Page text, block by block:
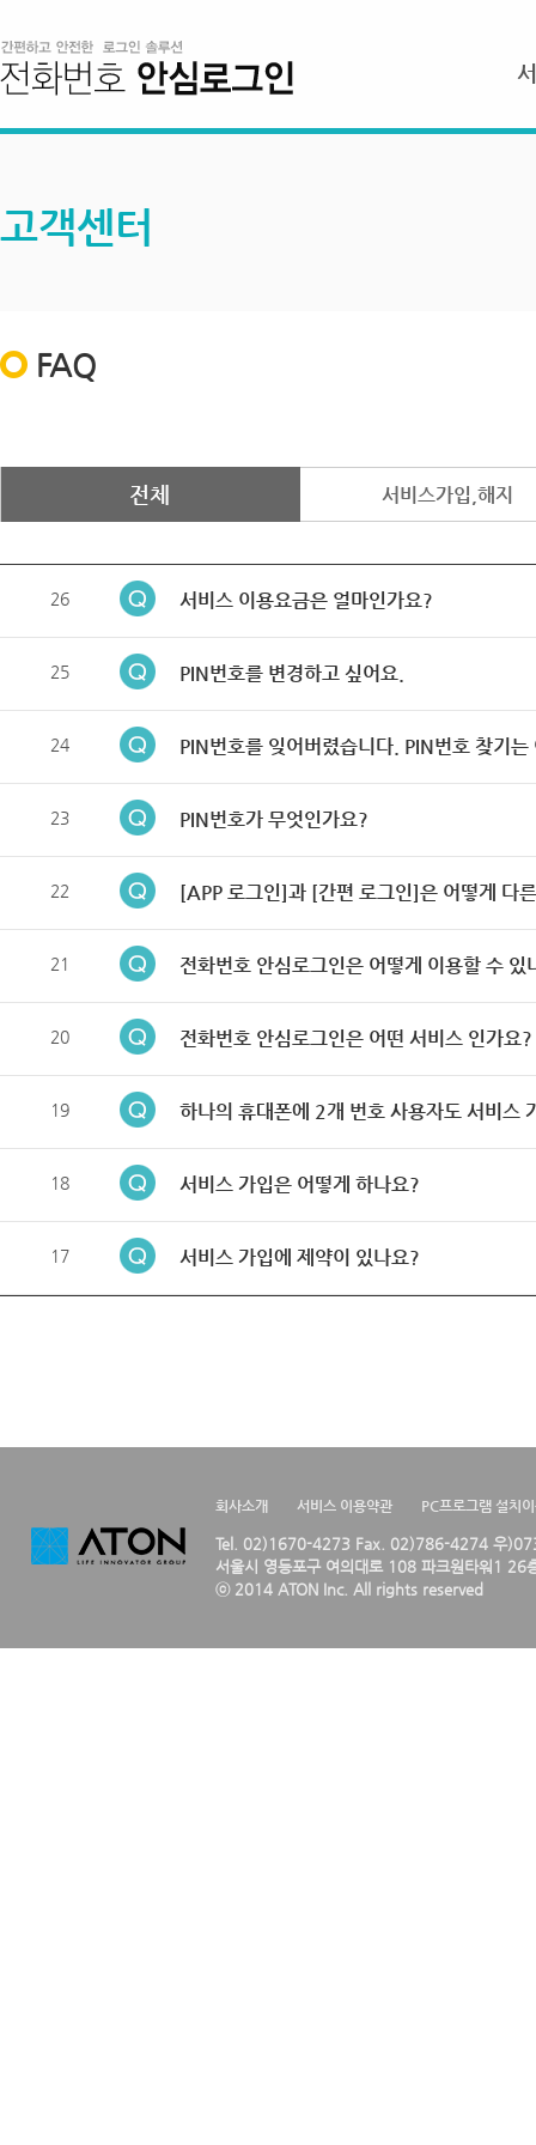
고객센터
FAQ
전체 서비스가입,해지
26 서비스 이용요금은 얼마인가요?
25 PIN번호를 변경하고 싶어요.
24 PIN번호를 잊어버렸습니다. PIN번호 찾기는
23 PIN번호가 무엇인가요?
22 [APP 로그인]과 [간편 로그인]은 어떻게 다
21 전화번호 안심로그인은 어떻게 이용할 수 있
20 전화번호 안심로그인은 어떤 서비스 인가요?
19 하나의 휴대폰에 2개 번호 사용자도 서비스
18 서비스 가입은 어떻게 하나요?
17 서비스 가입에 제약이 있나요?
회사소개 서비스 이용약관 PC프로그램 설치
Tel. 02)1670-4273 Fax. 02)786-4274 우
서울시 영등포구 여의대로 108 파크원타워1 26
ⓒ 2014 ATON Inc. All rights reserved